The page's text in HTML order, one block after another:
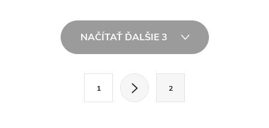
NAČÍTAŤ ĎALŠIE 3
1 2